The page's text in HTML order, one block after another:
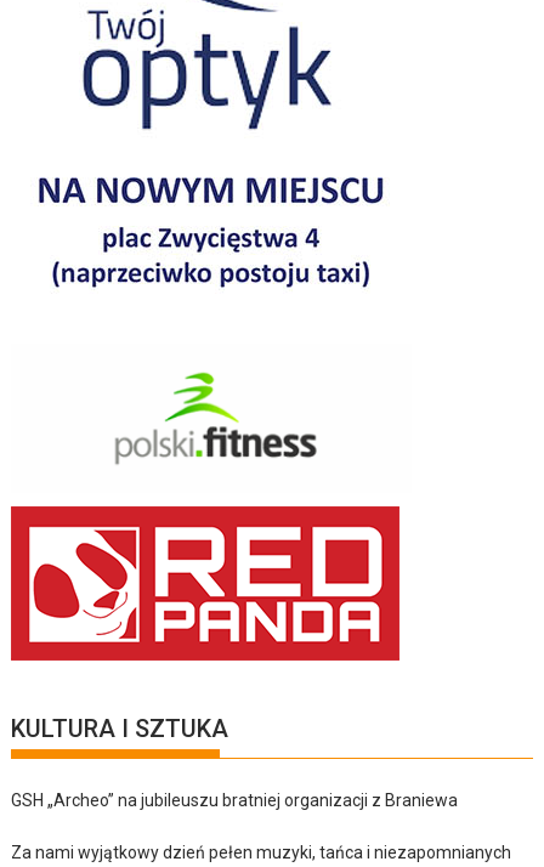
KULTURA I SZTUKA
GSH „Archeo” na jubileuszu bratniej organizacji z Braniewa
Za nami wyjątkowy dzień pełen muzyki, tańca i niezapomnianych